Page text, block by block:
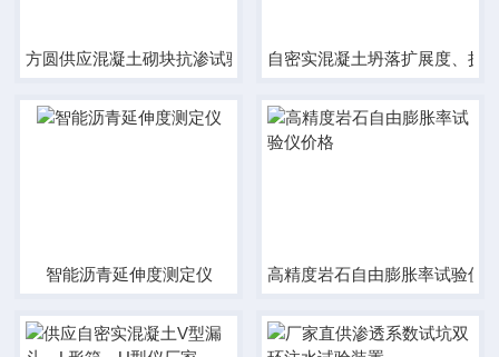
方圆供应混凝土砌块抗渗试验装置低价批发自密实混凝土坍落扩展度、扩
智能沥青延伸度测定仪 高精度岩石自由膨胀率试验仪